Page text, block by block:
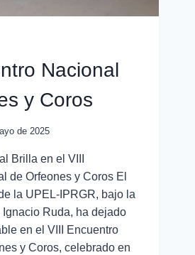
Nacional
y Coros
de 2025
Brilla en el VIII
de Orfeones y Coros El
la UPEL-IPRGR, bajo la
Ruda, ha dejado
en el VIII Encuentro
y Coros, celebrado en